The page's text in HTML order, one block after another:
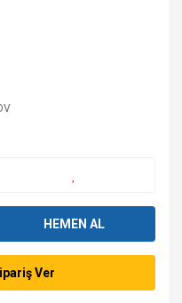
HEMEN AL
Ver